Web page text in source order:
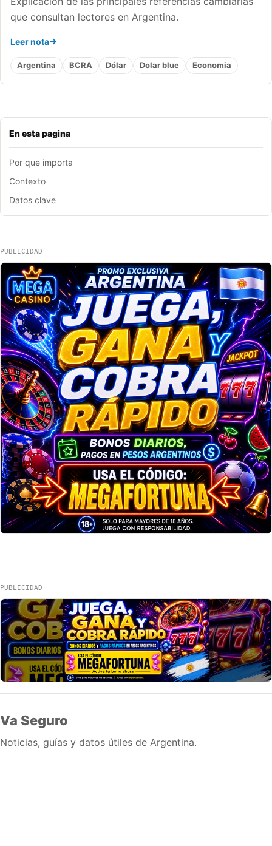
En esta pagina
Por que importa
Contexto
Datos clave
que consultan lectores en Argentina.
Leer nota
Argentina BCRA Dólar Dolar blue Economia
PUBLICIDAD
PUBLICIDAD
Va Seguro
Noticias, guías y datos útiles de Argentina.